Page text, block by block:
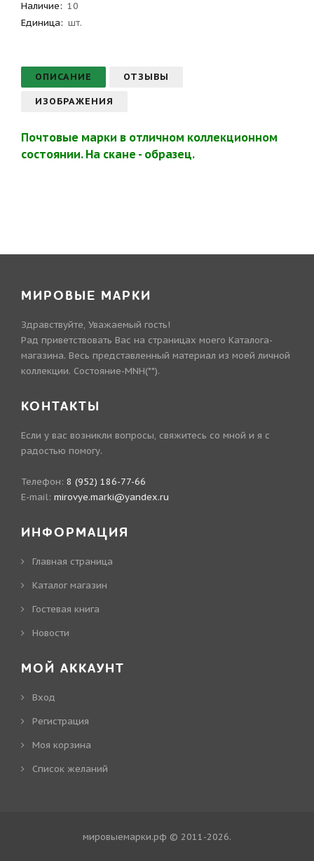
Наличие: 10
Единица: шт.
ОПИСАНИЕ ОТЗЫВЫ
ИЗОБРАЖЕНИЯ
Почтовые марки в отличном коллекционном
состоянии. На скане - образец.
МИРОВЫЕ МАРКИ
Здравствуйте, Уважаемый гость!
Рад приветствовать Вас на страницах моего Каталога-
магазина. Весь представленный материал из моей личной
коллекции. Состояние-MNH(**).
КОНТАКТЫ
Если у вас возникли вопросы, свяжитесь со мной и я с
радостью помогу.
Телефон: 8 (952) 186-77-66
E-mail: mirovye.marki@yandex.ru
ИНФОРМАЦИЯ
Главная страница
Каталог магазин
Гостевая книга
Новости
МОЙ АККАУНТ
Вход
Регистрация
Моя корзина
Cписок желаний
мировыемарки.рф © 2011-2026.